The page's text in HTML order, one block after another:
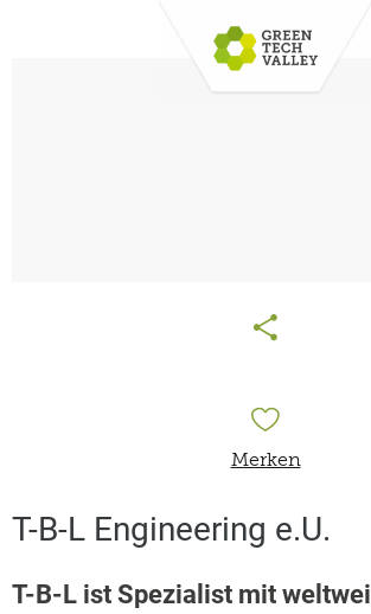
Merken
T-B-L Engineering e.U.
T-B-L ist Spezialist mit